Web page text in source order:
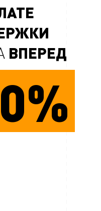
ВПЕРЕД